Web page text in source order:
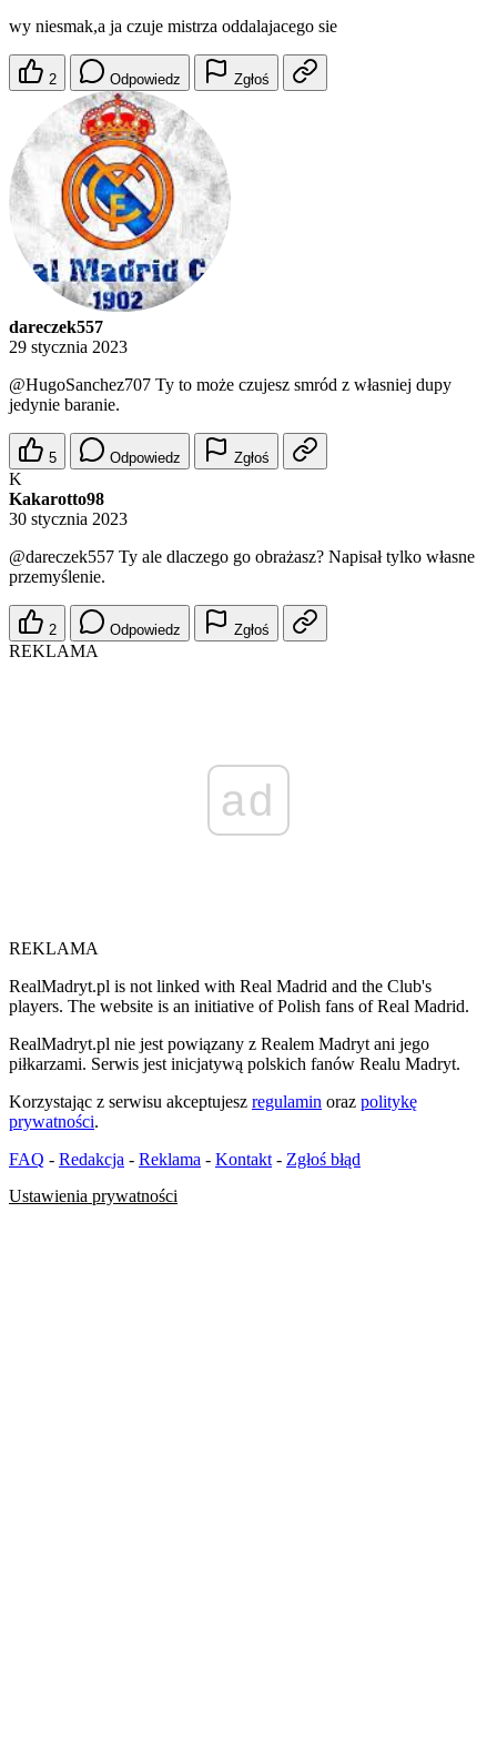
wy niesmak,a ja czuje mistrza oddalajacego sie
2 Odpowiedz Zgłoś
dareczek557
29 stycznia 2023
@HugoSanchez707 Ty to może czujesz smród z własniej dupy
jedynie baranie.
5 Odpowiedz Zgłoś
K
Kakarotto98
30 stycznia 2023
@dareczek557 Ty ale dlaczego go obrażasz? Napisał tylko własne
przemyślenie.
2 Odpowiedz Zgłoś
REKLAMA
ad
REKLAMA
RealMadryt.pl is not linked with Real Madrid and the Club's
players. The website is an initiative of Polish fans of Real Madrid.
RealMadryt.pl nie jest powiązany z Realem Madryt ani jego
piłkarzami. Serwis jest inicjatywą polskich fanów Realu Madryt.
Korzystając z serwisu akceptujesz regulamin oraz politykę
prywatności.
FAQ - Redakcja - Reklama - Kontakt - Zgłoś błąd
Ustawienia prywatności